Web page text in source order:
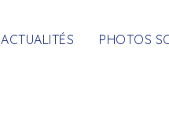
ACTUALITÉS PHOTOS